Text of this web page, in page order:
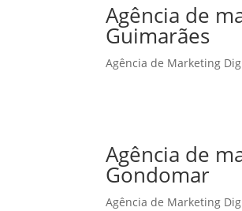
Agência de
Guimarães
Agência de Marketing
Agência de
Gondomar
Agência de Marketing